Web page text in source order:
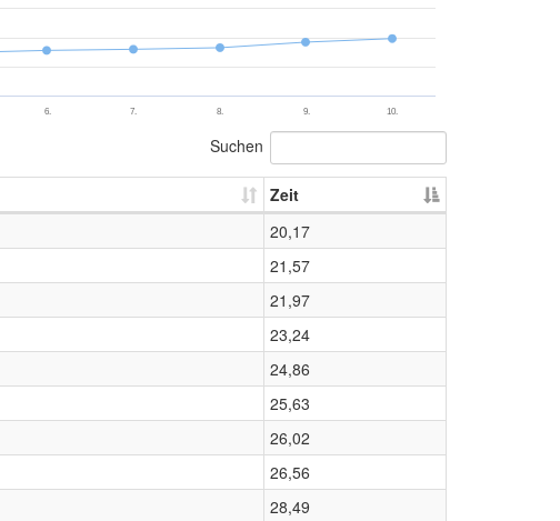
6. 7. 8. 9. 10.
Suchen
Zeit
20,17
21,57
21,97
23,24
24,86
25,63
26,02
26,56
28,49